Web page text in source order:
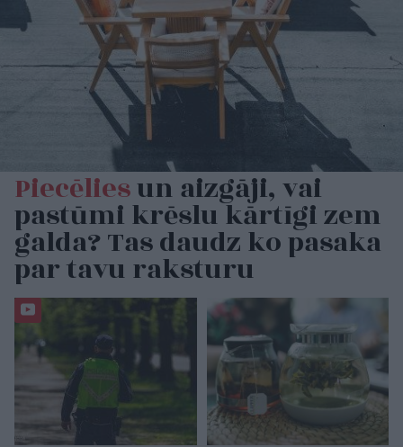
Piecēliesun aizgāji, vai
pastūmi krēslu kārtīgi zem
galda? Tas daudz ko pasaka
par tavu raksturu